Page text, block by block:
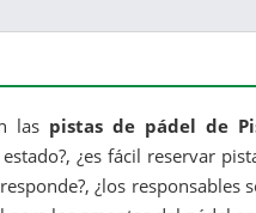
las pistas de pádel de
¿es fácil reservar
¿los responsables